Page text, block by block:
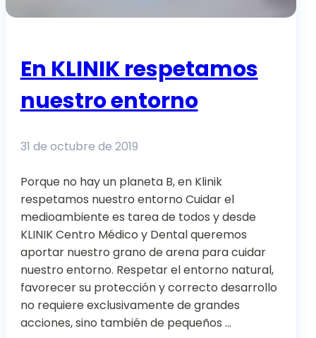
En KLINIK respetamos
nuestro entorno
31 de octubre de 2019
Porque no hay un planeta B, en Klinik
respetamos nuestro entorno Cuidar el
medioambiente es tarea de todos y desde
KLINIK Centro Médico y Dental queremos
aportar nuestro grano de arena para cuidar
nuestro entorno. Respetar el entorno natural,
favorecer su protección y correcto desarrollo
no requiere exclusivamente de grandes
acciones, sino también de pequeños …